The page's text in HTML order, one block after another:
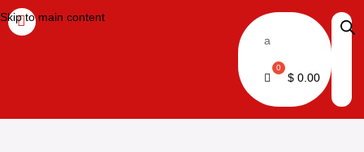
Skip to main content
a
$ 0.00